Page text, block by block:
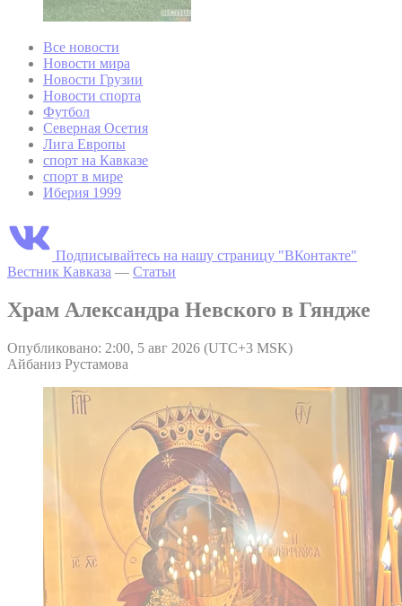
Все новости
Новости мира
Новости Грузии
Новости спорта
Футбол
Северная Осетия
Лига Европы
спорт на Кавказе
спорт в мире
Иберия 1999
Подписывайтесь на нашу страницу "ВКонтакте"
Вестник Кавказа — Статьи
Храм Александра Невского в Гяндже
Опубликовано: 2:00, 5 авг 2026 (UTC+3 MSK)
Айбаниз Рустамова